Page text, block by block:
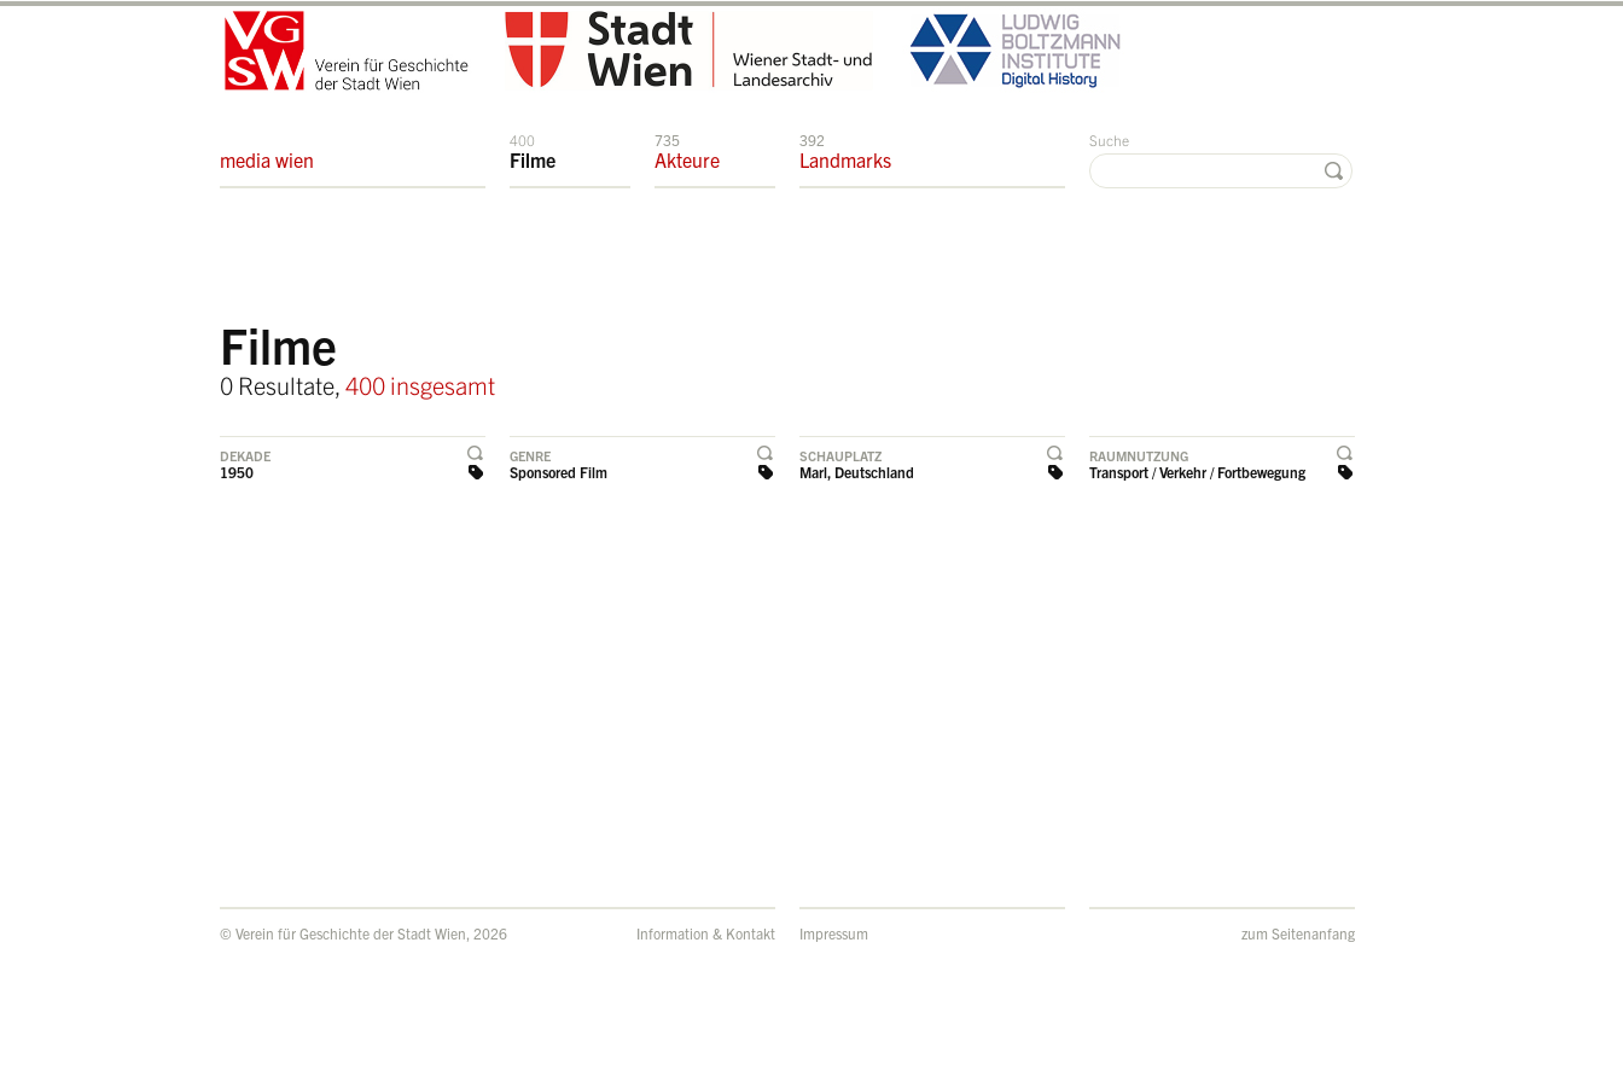
media wien
400
Filme
735
Akteure
392
Landmarks
Suche
Filme
0 Resultate, 400 insgesamt
DEKADE
1950
GENRE
Sponsored Film
SCHAUPLATZ
Marl, Deutschland
RAUMNUTZUNG
Transport / Verkehr / Fortbewegung
© Verein für Geschichte der Stadt Wien, 2026 Information & Kontakt Impressum zum Seitenanfang